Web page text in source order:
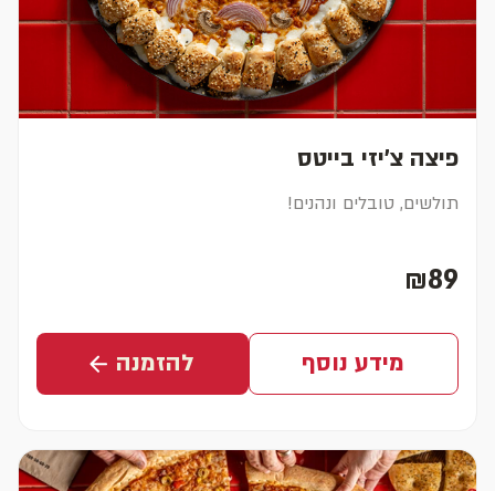
פיצה צ'יזי בייטס
תולשים, טובלים ונהנים!
מחיר נוכחי
₪89
מידע נוסף להזמנה